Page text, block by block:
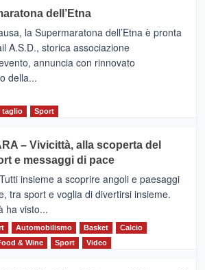
dell’Etna
la Supermaratona dell’Etna è pronta
A.S.D., storica associazione
annuncia con rinnovato
della...
taglio Sport
– Vivicittà, alla scoperta del
e messaggi di pace
insieme a scoprire angoli e paesaggi
tra sport e voglia di divertirsi insieme.
ha visto...
Automobilismo Basket
Calcio
& Wine Sport Video